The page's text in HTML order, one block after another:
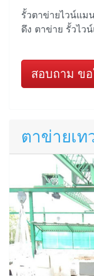
รั้วตาข่ายไวน์แม
ดึง ตาข่าย รั้วไว
สอบถาม ขอ
ตาข่ายเท